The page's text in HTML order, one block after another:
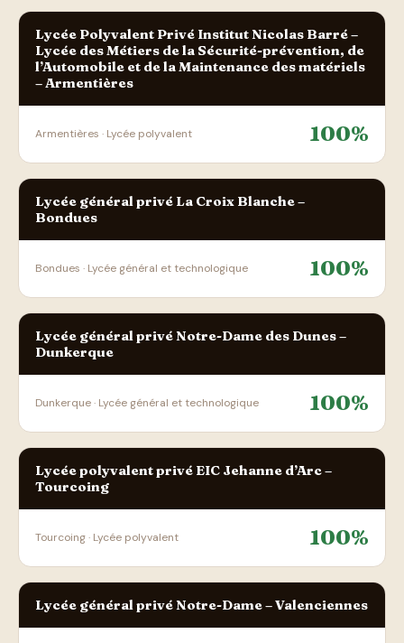
Lycée Polyvalent Privé Institut Nicolas Barré –
Lycée des Métiers de la Sécurité-prévention, de
l’Automobile et de la Maintenance des matériels
– Armentières
Armentières · Lycée polyvalent 100%
Lycée général privé La Croix Blanche –
Bondues
Bondues · Lycée général et technologique 100%
Lycée général privé Notre-Dame des Dunes –
Dunkerque
Dunkerque · Lycée général et technologique 100%
Lycée polyvalent privé EIC Jehanne d’Arc –
Tourcoing
Tourcoing · Lycée polyvalent 100%
Lycée général privé Notre-Dame – Valenciennes